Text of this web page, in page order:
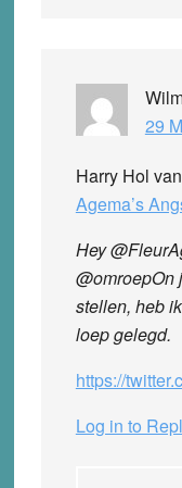
29
Harry Hol
Agema’s
Hey
@omroepOn
stellen, heb
loep gelegd.
https://
Log in to